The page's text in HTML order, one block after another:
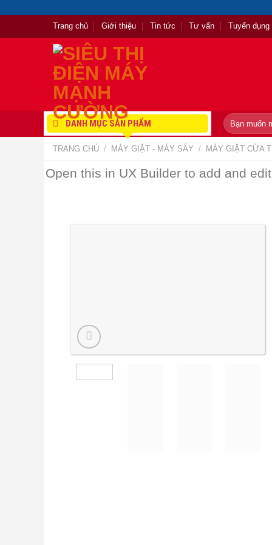
content
Trang chủ Giới thiệu Tin tức Tư vấn Tuyển dụng
DANH MỤC SẢN PHẨM
Tìm
kiếm:
TRANG CHỦ / MÁY GIẶT - MÁY SẤY / MÁY GIẶT CỬA
Open this in UX Builder to add and